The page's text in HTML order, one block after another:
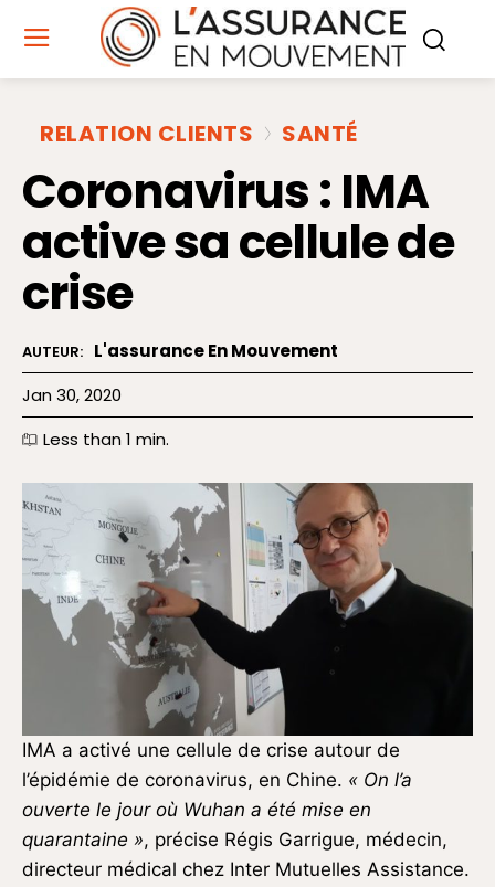
RELATION CLIENTS SANTÉ
Coronavirus : IMA
active sa cellule de
crise
AUTEUR: L'assurance En Mouvement
Jan 30, 2020
Less than 1 min.
IMA a activé une cellule de crise autour de
l’épidémie de coronavirus, en Chine. « On l’a
ouverte le jour où Wuhan a été mise en
quarantaine », précise Régis Garrigue, médecin,
directeur médical chez Inter Mutuelles Assistance.